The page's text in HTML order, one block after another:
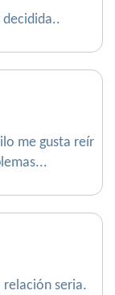
decidida..
me gusta reír
relación seria.